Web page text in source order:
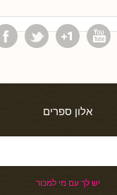
אלון ספרים
יש לך עם מי למכור